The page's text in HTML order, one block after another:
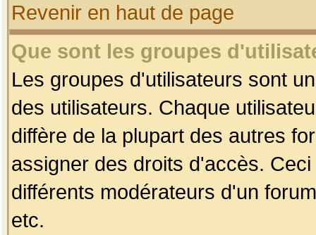
Revenir en haut de page
Que sont les groupes
Les groupes d'utilisateurs sont
des utilisateurs. Chaque
diffère de la plupart des autres
assigner des droits d'accès.
différents modérateurs d'un
etc.